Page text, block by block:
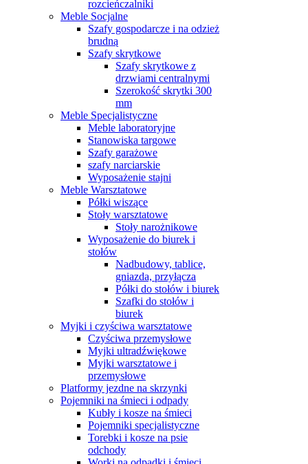
rozcieńczalniki
Meble Socjalne
Szafy gospodarcze i na odzież
brudną
Szafy skrytkowe
Szafy skrytkowe z
drzwiami centralnymi
Szerokość skrytki 300
mm
Meble Specjalistyczne
Meble laboratoryjne
Stanowiska targowe
Szafy garażowe
szafy narciarskie
Wyposażenie stajni
Meble Warsztatowe
Półki wiszące
Stoły warsztatowe
Stoły narożnikowe
Wyposażenie do biurek i
stołów
Nadbudowy, tablice,
gniazda, przyłącza
Półki do stołów i biurek
Szafki do stołów i
biurek
Myjki i czyściwa warsztatowe
Czyściwa przemysłowe
Myjki ultradźwiękowe
Myjki warsztatowe i
przemysłowe
Platformy jezdne na skrzynki
Pojemniki na śmieci i odpady
Kubły i kosze na śmieci
Pojemniki specjalistyczne
Torebki i kosze na psie
odchody